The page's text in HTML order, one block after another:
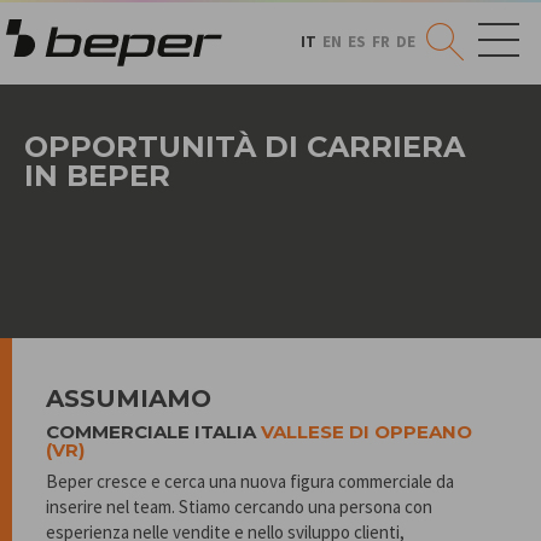
IT EN ES FR DE
OPPORTUNITÀ DI CARRIERA
IN BEPER
ASSUMIAMO
COMMERCIALE ITALIAVALLESE DI OPPEANO
(VR)
Beper cresce e cerca una nuova figura commerciale da
inserire nel team. Stiamo cercando una persona con
esperienza nelle vendite e nello sviluppo clienti,